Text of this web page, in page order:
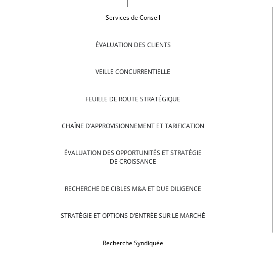
Services de Conseil
ÉVALUATION DES CLIENTS
VEILLE CONCURRENTIELLE
FEUILLE DE ROUTE STRATÉGIQUE
CHAÎNE D’APPROVISIONNEMENT ET TARIFICATION
ÉVALUATION DES OPPORTUNITÉS ET STRATÉGIE
DE CROISSANCE
RECHERCHE DE CIBLES M&A ET DUE DILIGENCE
STRATÉGIE ET OPTIONS D’ENTRÉE SUR LE MARCHÉ
Recherche Syndiquée